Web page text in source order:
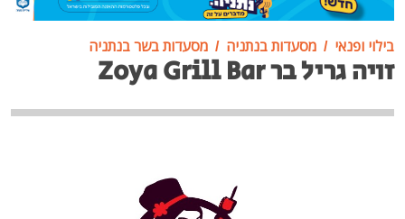
בילוי ופנאי מסעדות בנתניה מסעדות בשר בנתניה
זויה גריל בר Zoya Grill Bar